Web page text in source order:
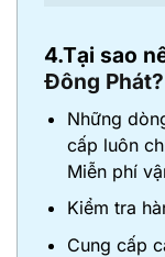
4.Tại sao
Đông Phát?
Những
cấp luôn
Miễn phí
Kiểm tra
Cung cấp